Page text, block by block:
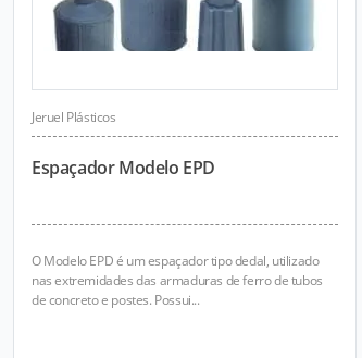
Jeruel Plásticos
Espaçador Modelo EPD
O Modelo EPD é um espaçador tipo dedal, utilizado
nas extremidades das armaduras de ferro de tubos
de concreto e postes. Possui...